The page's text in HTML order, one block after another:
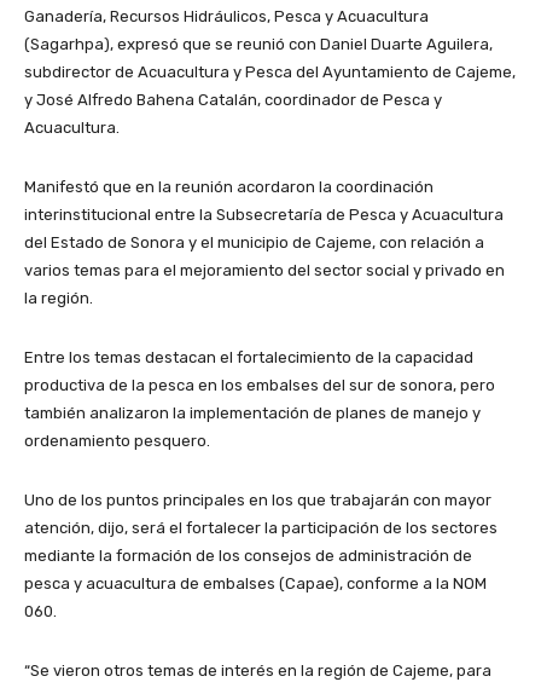
Ganadería, Recursos Hidráulicos, Pesca y Acuacultura
(Sagarhpa), expresó que se reunió con Daniel Duarte Aguilera,
subdirector de Acuacultura y Pesca del Ayuntamiento de Cajeme,
y José Alfredo Bahena Catalán, coordinador de Pesca y
Acuacultura.
Manifestó que en la reunión acordaron la coordinación
interinstitucional entre la Subsecretaría de Pesca y Acuacultura
del Estado de Sonora y el municipio de Cajeme, con relación a
varios temas para el mejoramiento del sector social y privado en
la región.
Entre los temas destacan el fortalecimiento de la capacidad
productiva de la pesca en los embalses del sur de sonora, pero
también analizaron la implementación de planes de manejo y
ordenamiento pesquero.
Uno de los puntos principales en los que trabajarán con mayor
atención, dijo, será el fortalecer la participación de los sectores
mediante la formación de los consejos de administración de
pesca y acuacultura de embalses (Capae), conforme a la NOM
060.
“Se vieron otros temas de interés en la región de Cajeme, para